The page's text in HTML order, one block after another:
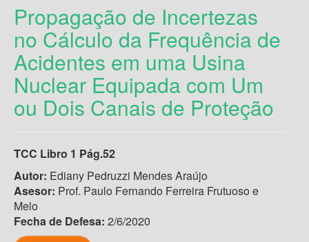
Propagação de Incertezas
no Cálculo da Frequência de
Acidentes em uma Usina
Nuclear Equipada com Um
ou Dois Canais de Proteção
TCC Libro 1 Pág.52
Autor: Ediany Pedruzzi Mendes Araújo
Asesor: Prof. Paulo Fernando Ferreira Frutuoso e
Melo
Fecha de Defesa: 2/6/2020